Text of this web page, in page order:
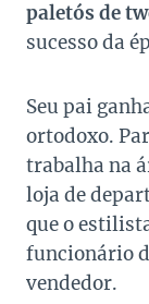
paletós de
sucesso da
Seu pai
ortodoxo.
trabalha na
loja de
que o
funcionário
vendedor.